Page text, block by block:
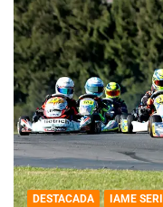
DESTACADA IAME